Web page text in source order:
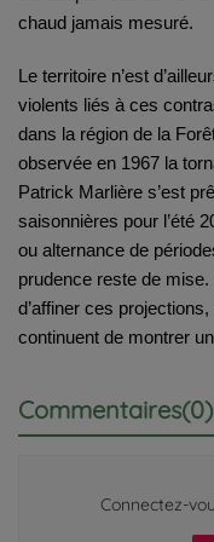
chaud jamais mesuré.
Le territoire n’est
violents liés à ces
dans la région de la
observée en 1967 la
Patrick Marlière s’est
saisonnières pour l’été
ou alternance de
prudence reste de
d’affiner ces
continuent de montrer
Commentaires(0)
Connectez-